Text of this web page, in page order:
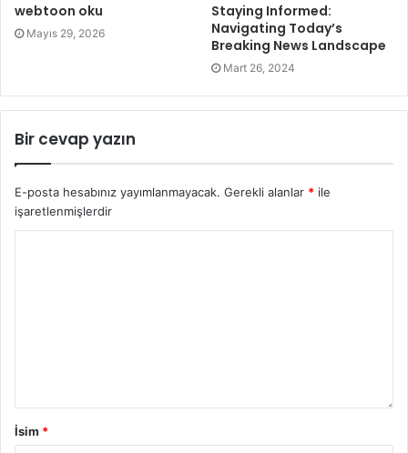
webtoon oku
Mayıs 29, 2026
Staying Informed:
Navigating Today’s
Breaking News Landscape
Mart 26, 2024
Bir cevap yazın
E-posta hesabınız yayımlanmayacak. Gerekli alanlar * ile
işaretlenmişlerdir
İsim *